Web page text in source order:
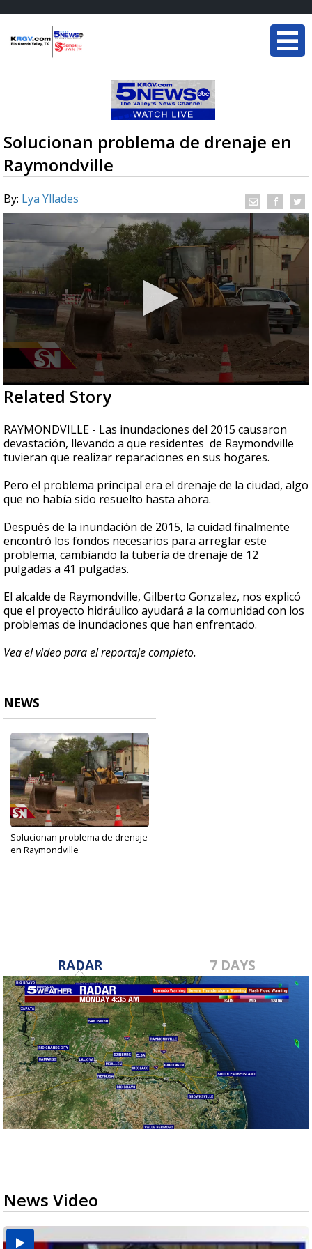
Solucionan problema de drenaje en
Raymondville
By: Lya Yllades
0
seconds
of
1
minute,
50
seconds
Related Story
RAYMONDVILLE - Las inundaciones del 2015 causaron
devastación, llevando a que residentes de Raymondville
tuvieran que realizar reparaciones en sus hogares.
Pero el problema principal era el drenaje de la ciudad, algo
que no había sido resuelto hasta ahora.
Después de la inundación de 2015, la cuidad finalmente
encontró los fondos necesarios para arreglar este
problema, cambiando la tubería de drenaje de 12
pulgadas a 41 pulgadas.
El alcalde de Raymondville, Gilberto Gonzalez, nos explicó
que el proyecto hidráulico ayudará a la comunidad con los
problemas de inundaciones que han enfrentado.
Vea el video para el reportaje completo.
NEWS
Solucionan problema de drenaje
en Raymondville
RADAR 7 DAYS
News Video